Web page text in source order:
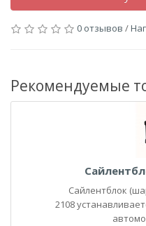
0 отзывов /
Рекомендуемые
Сайлентблок
2108